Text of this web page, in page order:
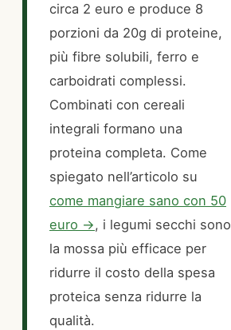
circa 2 euro e produce 8
porzioni da 20g di proteine,
più fibre solubili, ferro e
carboidrati complessi.
Combinati con cereali
integrali formano una
proteina completa. Come
spiegato nell’articolo su
come mangiare sano con 50
euro →, i legumi secchi sono
la mossa più efficace per
ridurre il costo della spesa
proteica senza ridurre la
qualità.